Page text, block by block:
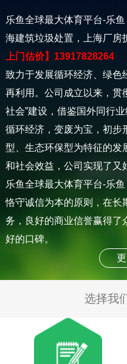
乐鱼全球最大体育平台-乐
海建筑垃圾处置，上海厂房
上门估价】13917828264
致力于发展循环经济、绿色
再利用。公司成立以来，贯
社会”建设，借鉴国外同行
循环经济，变废为宝，初步
型、生态环保型为特征的发
和社会效益，公司实现了又
乐鱼全球最大体育平台-乐
恪守诚信为本的原则，在长
务，良好的商业信誉赢得了
好的口碑。
选择我